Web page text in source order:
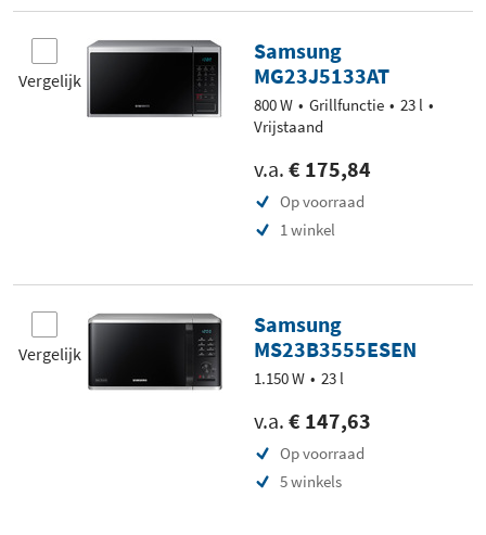
Vergelijk
Samsung
MG23J5133AT
800 W Grillfunctie
23 l
Vrijstaand
v.a. € 175,84
Op voorraad
1 winkel
Vergelijk
Samsung
MS23B3555ESEN
1.150 W 23 l
v.a. € 147,63
Op voorraad
5 winkels